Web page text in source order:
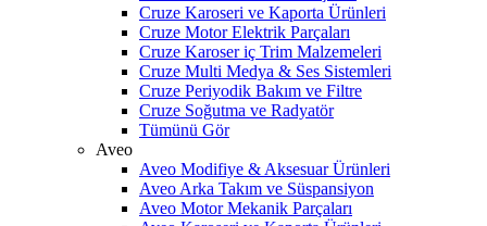
Cruze Karoseri ve Kaporta Ürünleri
Cruze Motor Elektrik Parçaları
Cruze Karoser iç Trim Malzemeleri
Cruze Multi Medya & Ses Sistemleri
Cruze Periyodik Bakım ve Filtre
Cruze Soğutma ve Radyatör
Tümünü Gör
Aveo
Aveo Modifiye & Aksesuar Ürünleri
Aveo Arka Takım ve Süspansiyon
Aveo Motor Mekanik Parçaları